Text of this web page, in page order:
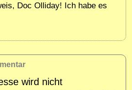
Doc Olliday! Ich habe es
wird nicht